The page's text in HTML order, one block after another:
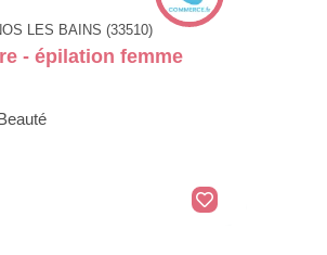
LES BAINS (33510)
- épilation femme